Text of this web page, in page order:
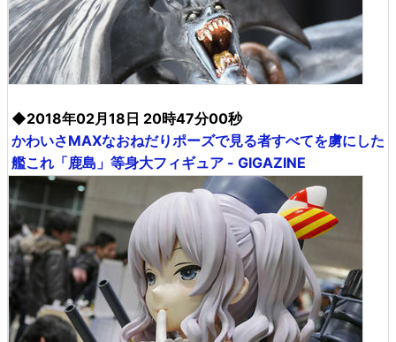
◆2018年02月18日 20時47分00秒
かわいさMAXなおねだりポーズで見る者すべてを虜にした
艦これ「鹿島」等身大フィギュア - GIGAZINE